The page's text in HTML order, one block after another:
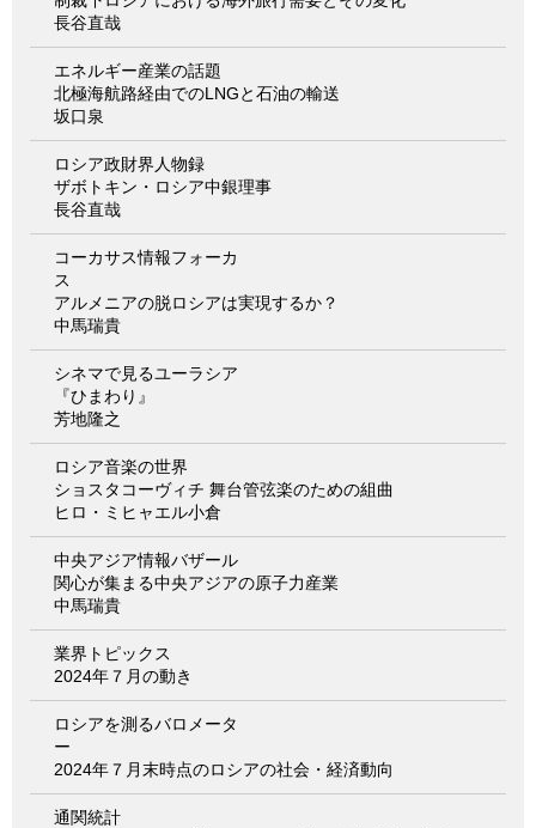
長谷直哉
エネルギー産業の話題
北極海航路経由でのLNGと石油の輸送
坂口泉
ロシア政財界人物録
ザボトキン・ロシア中銀理事
長谷直哉
コーカサス情報フォーカ
ス
アルメニアの脱ロシアは実現するか？
中馬瑞貴
シネマで見るユーラシア
『ひまわり』
芳地隆之
ロシア音楽の世界
ショスタコーヴィチ 舞台管弦楽のための組曲
ヒロ・ミヒャエル小倉
中央アジア情報バザール
関心が集まる中央アジアの原子力産業
中馬瑞貴
業界トピックス
2024年７月の動き
ロシアを測るバロメータ
ー
2024年７月末時点のロシアの社会・経済動向
通関統計